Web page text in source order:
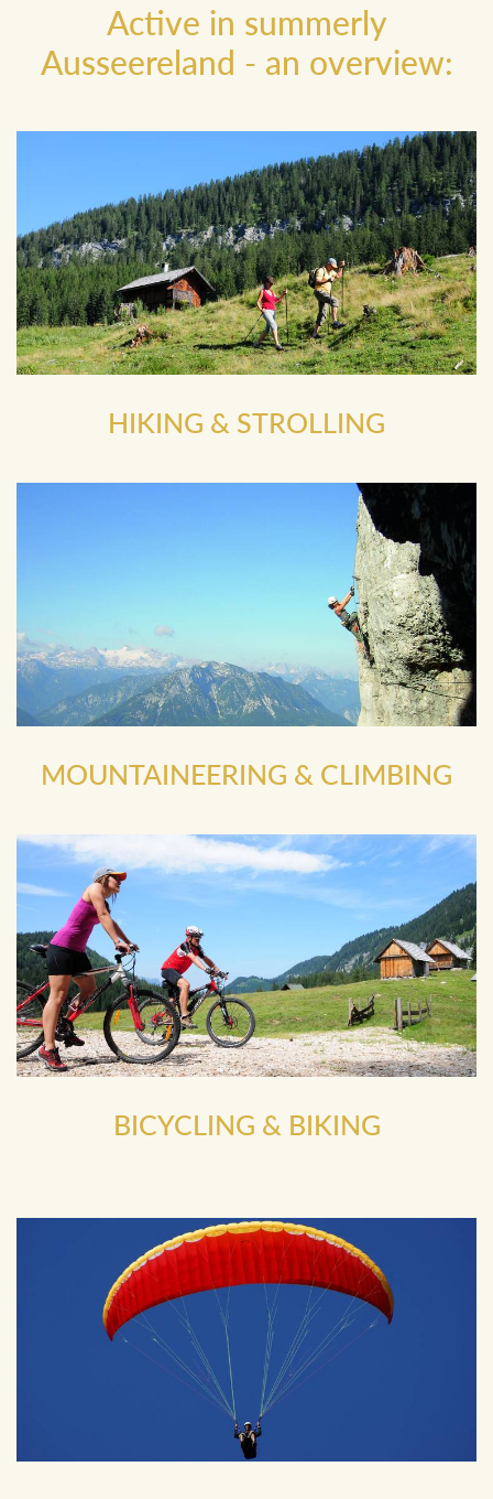
Active in summerly
Ausseereland - an overview:
HIKING & STROLLING
MOUNTAINEERING & CLIMBING
BICYCLING & BIKING